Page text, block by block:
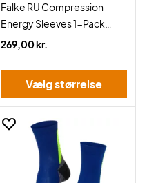
Falke RU Compression
Energy Sleeves 1-Pack
Black
269,00 kr.
Vælg størrelse